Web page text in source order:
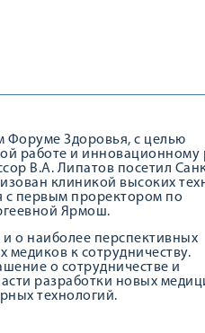
Форуме Здоровья, с целью
работе и инновационному
В.А. Липатов посетил
клиникой высоких
с первым проректором по
Ярмош.
и о наиболее перспективных
медиков к сотрудничеству.
о сотрудничестве и
разработки новых
технологий.